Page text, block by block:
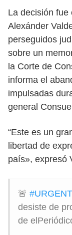
La decisión fue
Alexánder
perseguidos
sobre un
la Corte de
informa el
impulsadas
general
“Este es un
libertad de
país», expresó
🚨
desiste de
de